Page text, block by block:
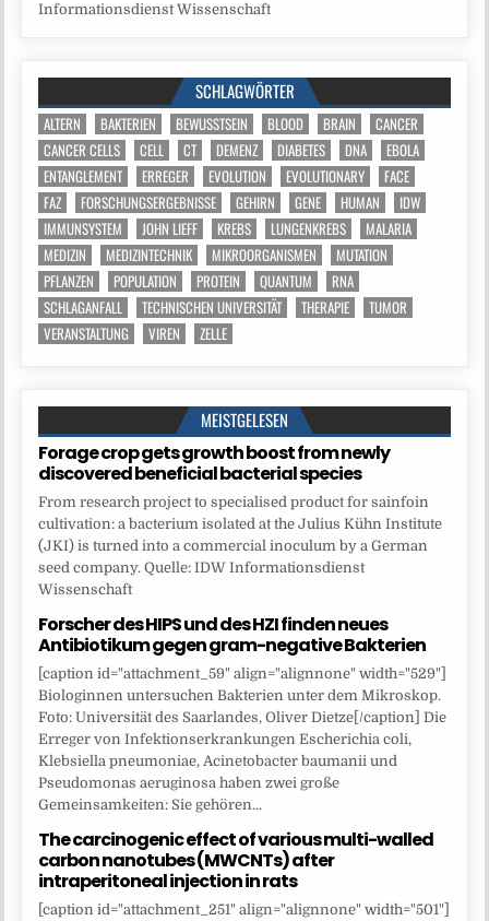
Informationsdienst Wissenschaft
SCHLAGWÖRTER
ALTERN BAKTERIEN BEWUSSTSEIN BLOOD BRAIN
CANCER
CANCER CELLS
CELL CT DEMENZ DIABETES DNA
EBOLA
ENTANGLEMENT
ERREGER EVOLUTION EVOLUTIONARY
FACE
FAZ
FORSCHUNGSERGEBNISSE GEHIRN GENE HUMAN
IDW
IMMUNSYSTEM
JOHN LIEFF KREBS LUNGENKREBS
MALARIA
MEDIZIN
MEDIZINTECHNIK MIKROORGANISMEN
MUTATION
PFLANZEN
POPULATION PROTEIN QUANTUM
RNA
SCHLAGANFALL
TECHNISCHEN UNIVERSITÄT THERAPIE
TUMOR
VERANSTALTUNG
VIREN ZELLE
MEISTGELESEN
Forage crop gets growth boost from newly
discovered beneficial bacterial species
From research project to specialised product for sainfoin
cultivation: a bacterium isolated at the Julius Kühn Institute
(JKI) is turned into a commercial inoculum by a German
seed company. Quelle: IDW Informationsdienst
Wissenschaft
Forscher des HIPS und des HZI finden neues
Antibiotikum gegen gram-negative Bakterien
[caption id="attachment_59" align="alignnone" width="529"]
Biologinnen untersuchen Bakterien unter dem Mikroskop.
Foto: Universität des Saarlandes, Oliver Dietze[/caption] Die
Erreger von Infektionserkrankungen Escherichia coli,
Klebsiella pneumoniae, Acinetobacter baumanii und
Pseudomonas aeruginosa haben zwei große
Gemeinsamkeiten: Sie gehören...
The carcinogenic effect of various multi-walled
carbon nanotubes (MWCNTs) after
intraperitoneal injection in rats
[caption id="attachment_251" align="alignnone" width="501"]